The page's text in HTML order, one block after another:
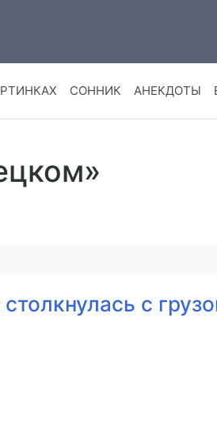
СОННИК АНЕКДОТЫ
с